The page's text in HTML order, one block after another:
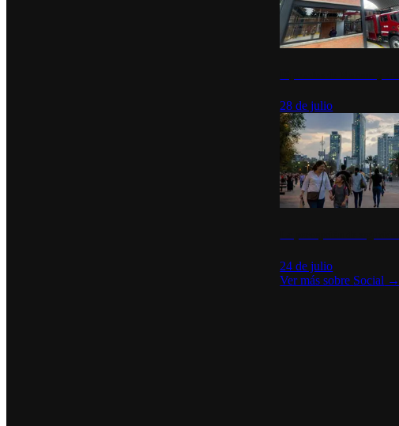
28 de julio
24 de julio
Ver más sobre Social →